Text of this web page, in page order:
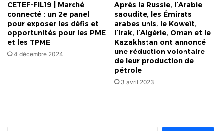
CETEF-FIL19 | Marché
connecté : un 2e panel
pour exposer les défis et
opportunités pour les PME
et les TPME
4 décembre 2024
Après la Russie, l’Arabie
saoudite, les Émirats
arabes unis, le Koweït,
l’Irak, l’Algérie, Oman et le
Kazakhstan ont annoncé
une réduction volontaire
de leur production de
pétrole
3 avril 2023